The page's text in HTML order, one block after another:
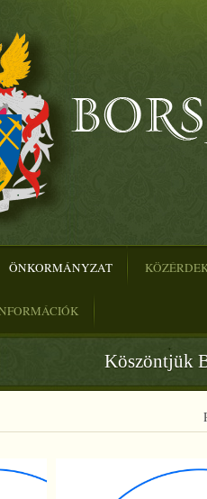
ÖNKORMÁNYZAT
Köszöntjük